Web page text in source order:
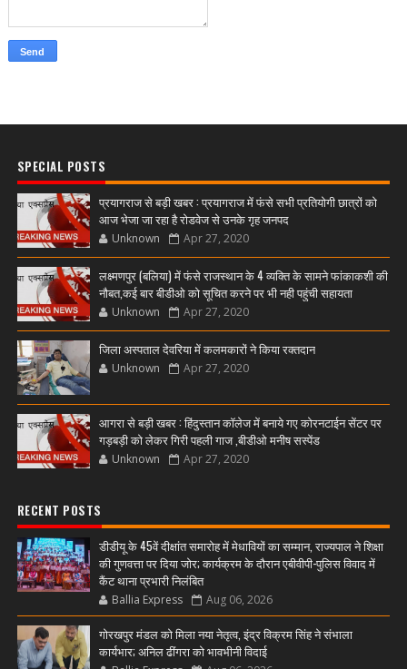
SPECIAL POSTS
प्रयागराज से बड़ी खबर : प्रयागराज में फंसे सभी प्रतियोगी छात्रों को
आज भेजा जा रहा है रोडवेज से उनके गृह जनपद
Unknown Apr 27, 2020
लक्ष्मणपुर (बलिया) में फंसे राजस्थान के 4 व्यक्ति के सामने फांकाकशी की
नौबत,कई बार बीडीओ को सूचित करने पर भी नही पहुंची सहायता
Unknown Apr 27, 2020
जिला अस्पताल देवरिया में कलमकारों ने किया रक्तदान
Unknown Apr 27, 2020
आगरा से बड़ी खबर : हिंदुस्तान कॉलेज में बनाये गए कोरनटाईन सेंटर पर
गड़बड़ी को लेकर गिरी पहली गाज ,बीडीओ मनीष सस्पेंड
Unknown Apr 27, 2020
RECENT POSTS
डीडीयू के 45वें दीक्षांत समारोह में मेधावियों का सम्मान, राज्यपाल ने शिक्षा
की गुणवत्ता पर दिया जोर; कार्यक्रम के दौरान एबीवीपी-पुलिस विवाद में
कैंट थाना प्रभारी निलंबित
Ballia Express Aug 06, 2026
गोरखपुर मंडल को मिला नया नेतृत्व, इंद्र विक्रम सिंह ने संभाला
कार्यभार; अनिल ढींगरा को भावभीनी विदाई